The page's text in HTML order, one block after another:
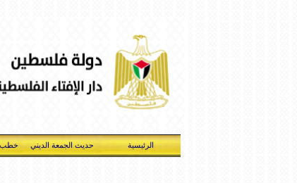
الرئيسية حديث الجمعة الديني خطب